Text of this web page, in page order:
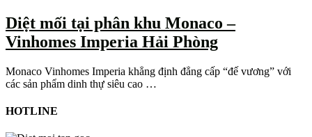
Diệt mối tại phân khu Monaco –
Vinhomes Imperia Hải Phòng
Monaco Vinhomes Imperia khẳng định đẳng cấp “đế vương” với
các sản phẩm dinh thự siêu cao …
HOTLINE